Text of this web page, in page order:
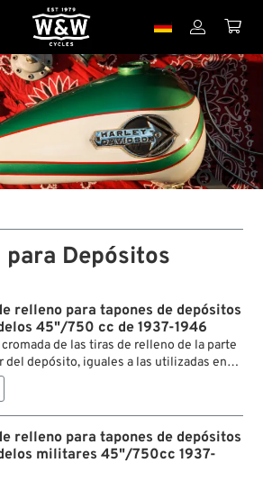
 
Depósitos
relleno para tapones de depósitos
45"/750 cc de 1937-1946
de las tiras de relleno de la parte
del depósito, iguales a las utilizadas en
militares y civiles de 45"/750 cc
años 1937-1946. Se utilizaban para
hueco que quedaba entre los depósitos
atornillaban al chasis.
relleno para tapones de depósitos
militares 45"/750cc 1937-